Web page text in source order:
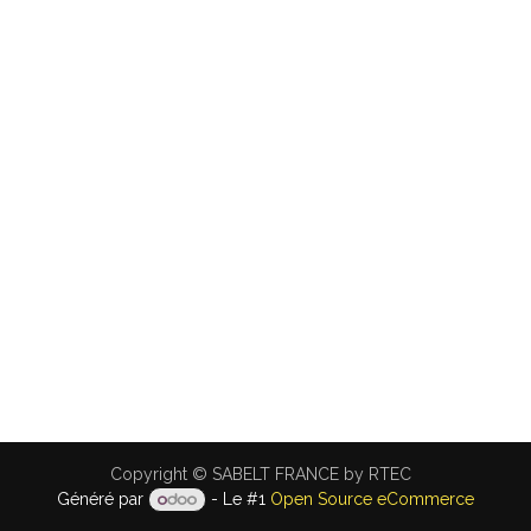
Copyright © SABELT FRANCE by RTEC
Généré par
- Le #1 Open Source eCommerce